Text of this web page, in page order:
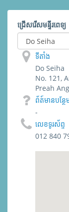
ជ្រើសរើសមន្ទីរពេទ្យ
ទីតាំង
Do Seiha
No. 121,
Preah
ព័​ត៍​មាន​បន្ថែ
-
លេខទូរស័ព្ទ
012 840